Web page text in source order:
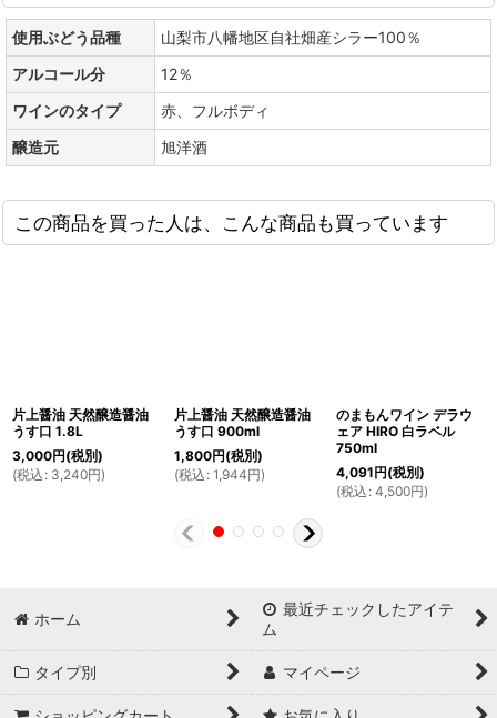
使用ぶどう品種
山梨市八幡地区自社畑産シラー100％
アルコール分
12％
ワインのタイプ
赤、フルボディ
醸造元
旭洋酒
この商品を買った人は、こんな商品も買っています
片上醤油 天然醸造醤油
うす口 1.8L
3,000円(税別)
(税込 : 3,240円)
片上醤油 天然醸造醤油
うす口 900ml
1,800円(税別)
(税込 : 1,944円)
のまもんワイン デラウ
ェア HIRO 白ラベル
750ml
4,091円(税別)
(税込 : 4,500円)
ホーム
最近チェックしたアイテ
ム
タイプ別 マイページ